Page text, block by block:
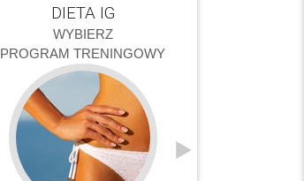
ZDROWIE
DIETA VEGE
DIETA PRO
DIETA IG
WYBIERZ
PROGRAM TRENINGOWY